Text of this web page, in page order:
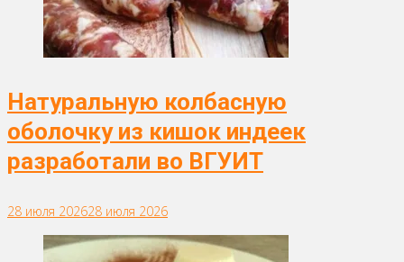
Натуральную колбасную
оболочку из кишок индеек
разработали во ВГУИТ
28 июля 202628 июля 2026